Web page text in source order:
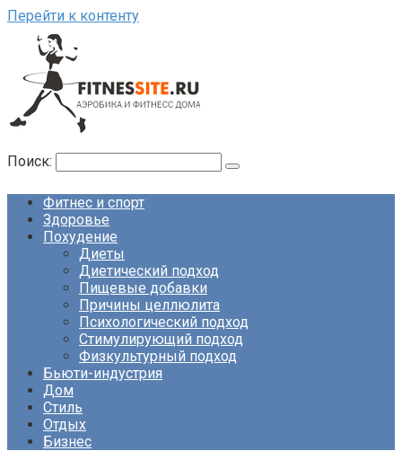
Перейти к контенту
Поиск:
Фитнес и спорт
Здоровье
Похудение
Диеты
Диетический подход
Пищевые добавки
Причины целлюлита
Психологический подход
Стимулирующий подход
Физкультурный подход
Бьюти-индустрия
Дом
Стиль
Отдых
Бизнес